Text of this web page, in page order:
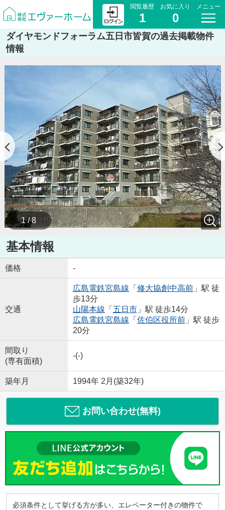
閲覧履歴
1
お気に入り
0
メニュー
ダイヤモンドフォーラム五日市皆賀の過去掲載物件
情報
1 / 8
基本情報
価格 -
交通
広島電鉄宮島線 「 修大協創中高前」駅 徒
歩13分
山陽本線 「 五日市」駅 徒歩14分
広島電鉄宮島線 「 佐伯区役所前」駅 徒歩
20分
間取り
(専有面積)
-(-)
築年月 1994年 2月(築32年)
お問い合わせ(無料)
必須条件として挙げる方が多い、エレベーター付きの物件で